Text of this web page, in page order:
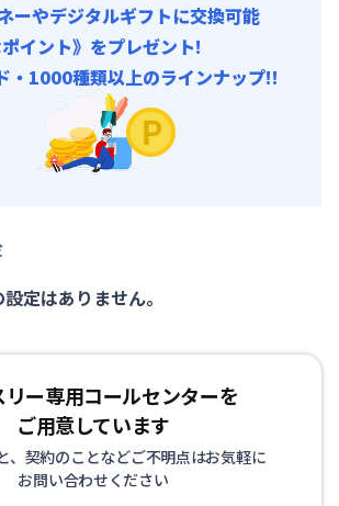
ーやデジタルギフトに交換可能
イント》をプレゼント!
・1000種類以上のラインナップ!!
定はありません。
リー専用コールセンターを
ご用意しています
、契約のことなどご不明点はお気軽に
お問い合わせください